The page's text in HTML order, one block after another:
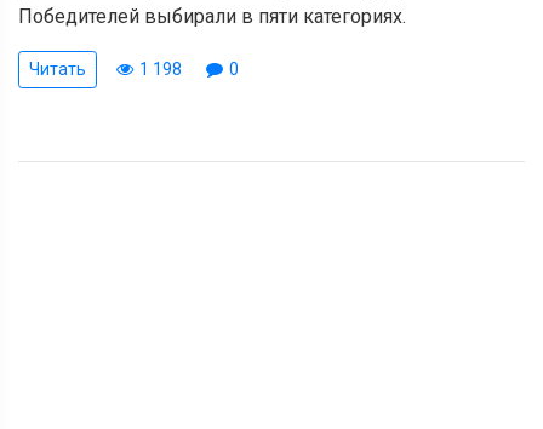
Победителей выбирали в пяти категориях.
Читать 1 198 0